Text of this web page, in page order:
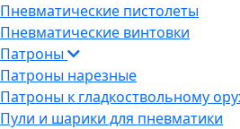
Пневматические пистолеты
Пневматические винтовки
Патроны
Патроны нарезные
Патроны к гладкоствольному
Пули и шарики для пневматики